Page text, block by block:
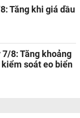
Tăng khi giá dầu
8: Tăng khoảng
soát eo biển